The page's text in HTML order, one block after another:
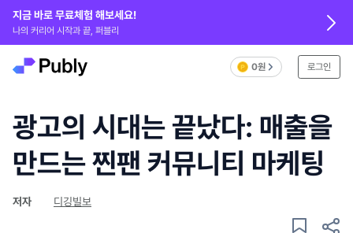
지금 바로 무료체험 해보세요!
나의 커리어 시작과 끝, 퍼블리
0원 로그인
광고의 시대는 끝났다: 매출을
만드는 찐팬 커뮤니티 마케팅
저자 디깅빌보